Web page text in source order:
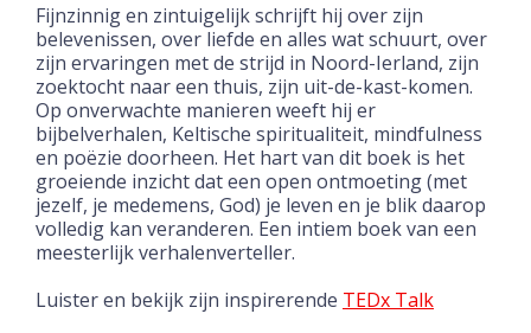
Fijnzinnig en zintuigelijk schrijft hij over zijn
belevenissen, over liefde en alles wat schuurt, over
zijn ervaringen met de strijd in Noord-Ierland, zijn
zoektocht naar een thuis, zijn uit-de-kast-komen.
Op onverwachte manieren weeft hij er
bijbelverhalen, Keltische spiritualiteit, mindfulness
en poëzie doorheen. Het hart van dit boek is het
groeiende inzicht dat een open ontmoeting (met
jezelf, je medemens, God) je leven en je blik daarop
volledig kan veranderen. Een intiem boek van een
meesterlijk verhalenverteller.
Luister en bekijk zijn inspirerende TEDx Talk